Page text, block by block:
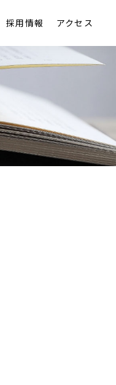
採用情報 アクセス